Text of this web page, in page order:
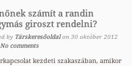
számít a randin
giroszt rendelni?
by Társkeresőoldal on 30 október 2012
No comments
kezdeti szakaszában, amikor